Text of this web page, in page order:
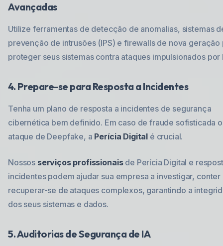
Avançadas
Utilize ferramentas de detecção de anomalias, sistemas
prevenção de intrusões (IPS) e firewalls de nova geração
proteger seus sistemas contra ataques impulsionados por
4. Prepare-se para Resposta a Incidentes
Tenha um plano de resposta a incidentes de segurança
cibernética bem definido. Em caso de fraude sofisticada
ataque de Deepfake, a Perícia Digital é crucial.
Nossos serviços profissionaisde Perícia Digital e
incidentes podem ajudar sua empresa a investigar, conter
recuperar-se de ataques complexos, garantindo a
dos seus sistemas e dados.
5. Auditorias de Segurança de IA